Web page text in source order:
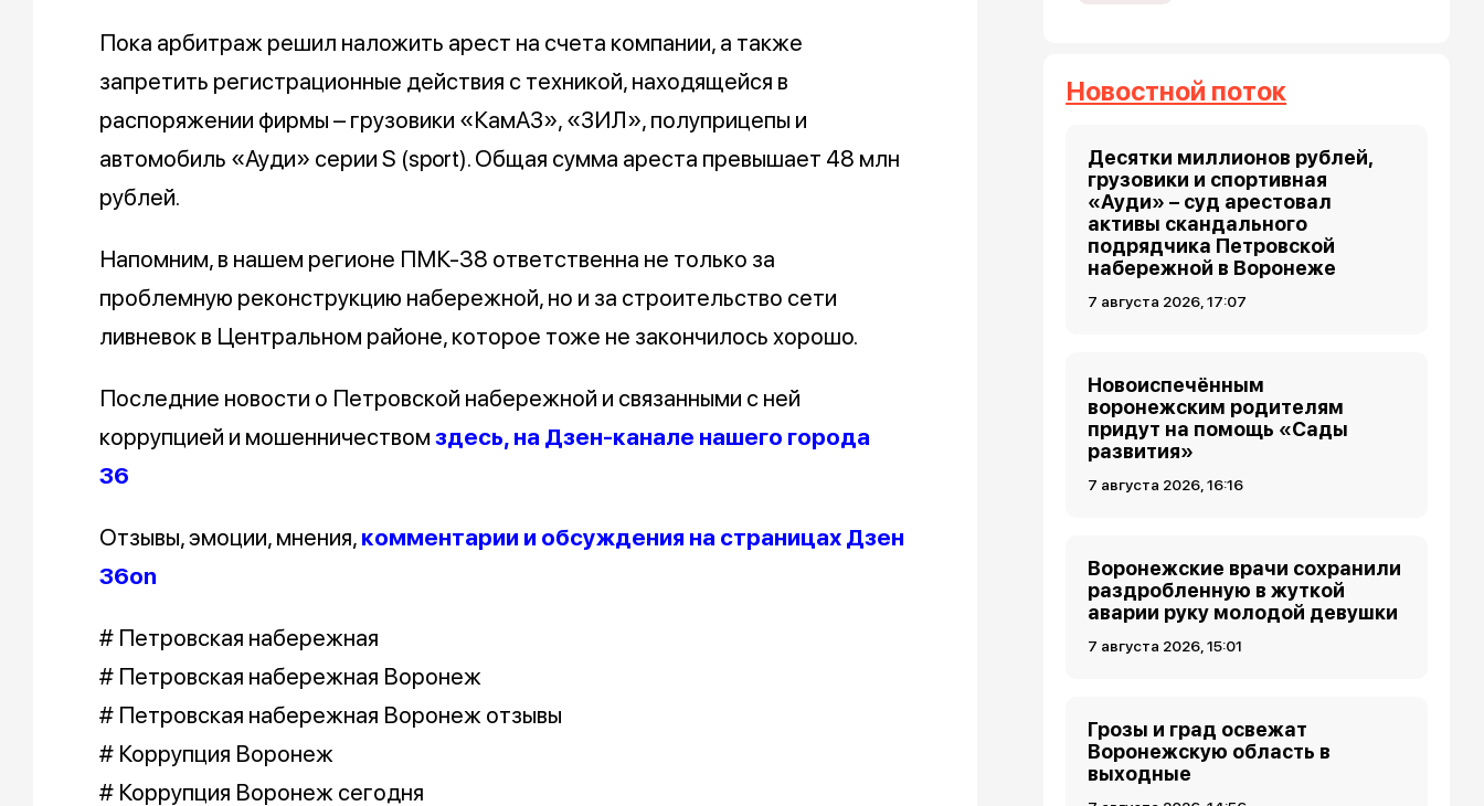
Пока арбитраж решил наложить арест на счета компании, а также
запретить регистрационные действия с техникой, находящейся в
распоряжении фирмы – грузовики «КамАЗ», «ЗИЛ», полуприцепы и
автомобиль «Ауди» серии S (sport). Общая сумма ареста превышает 48 млн
рублей.
Напомним, в нашем регионе ПМК-38 ответственна не только за
проблемную реконструкцию набережной, но и за строительство сети
ливневок в Центральном районе, которое тоже не закончилось хорошо.
Последние новости о Петровской набережной и связанными с ней
коррупцией и мошенничеством здесь, на Дзен-канале нашего города
36
Отзывы, эмоции, мнения, комментарии и обсуждения на страницах Дзен
36on
# Петровская набережная
# Петровская набережная Воронеж
# Петровская набережная Воронеж отзывы
# Коррупция Воронеж
# Коррупция Воронеж сегодня
Новостной поток
Десятки миллионов рублей,
грузовики и спортивная
«Ауди» – суд арестовал
активы скандального
подрядчика Петровской
набережной в Воронеже
7 августа 2026, 17:07
Новоиспечённым
воронежским родителям
придут на помощь «Сады
развития»
7 августа 2026, 16:16
Воронежские врачи сохранили
раздробленную в жуткой
аварии руку молодой девушки
7 августа 2026, 15:01
Грозы и град освежат
Воронежскую область в
выходные